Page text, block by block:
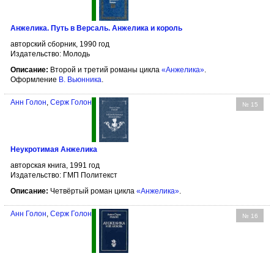
Анжелика. Путь в Версаль. Анжелика и король
авторский сборник, 1990 год
Издательство: Молодь
Описание: Второй и третий романы цикла «Анжелика»
Оформление В. Вьюнника
№ 15
Анн Голон Серж Голон
Неукротимая Анжелика
авторская книга, 1991 год
Издательство: ГМП Политекст
Описание: Четвёртый роман цикла «Анжелика»
№ 16
Анн Голон Серж Голон